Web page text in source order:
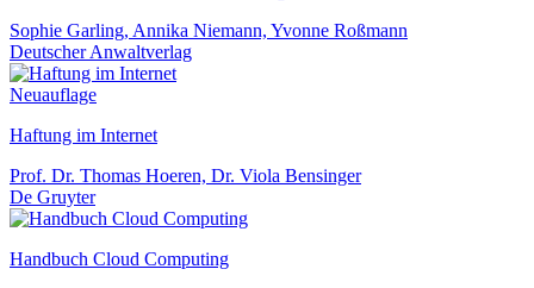
Sophie Garling, Annika Niemann, Yvonne Roßmann
Deutscher Anwaltverlag
Neuauflage
Haftung im Internet
Prof. Dr. Thomas Hoeren, Dr. Viola Bensinger
De Gruyter
Handbuch Cloud Computing